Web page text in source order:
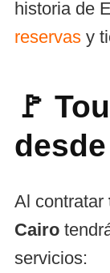
historia de
reservas y
🚩
Al contratar
Cairo
servicios: